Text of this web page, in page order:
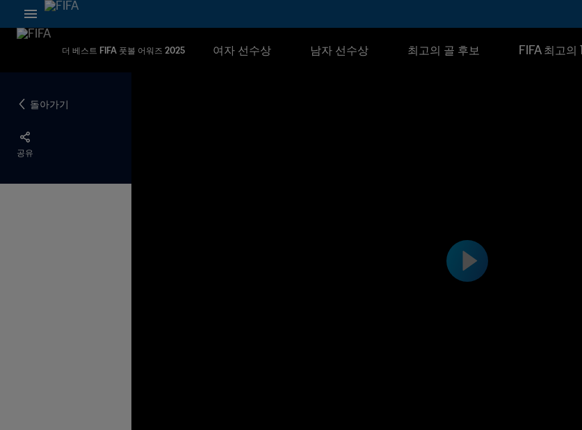
더 베스트 FIFA 풋볼 어워즈 2025 여자 선수상 남자 선수상 최고의 골 후보
돌아가기
공유